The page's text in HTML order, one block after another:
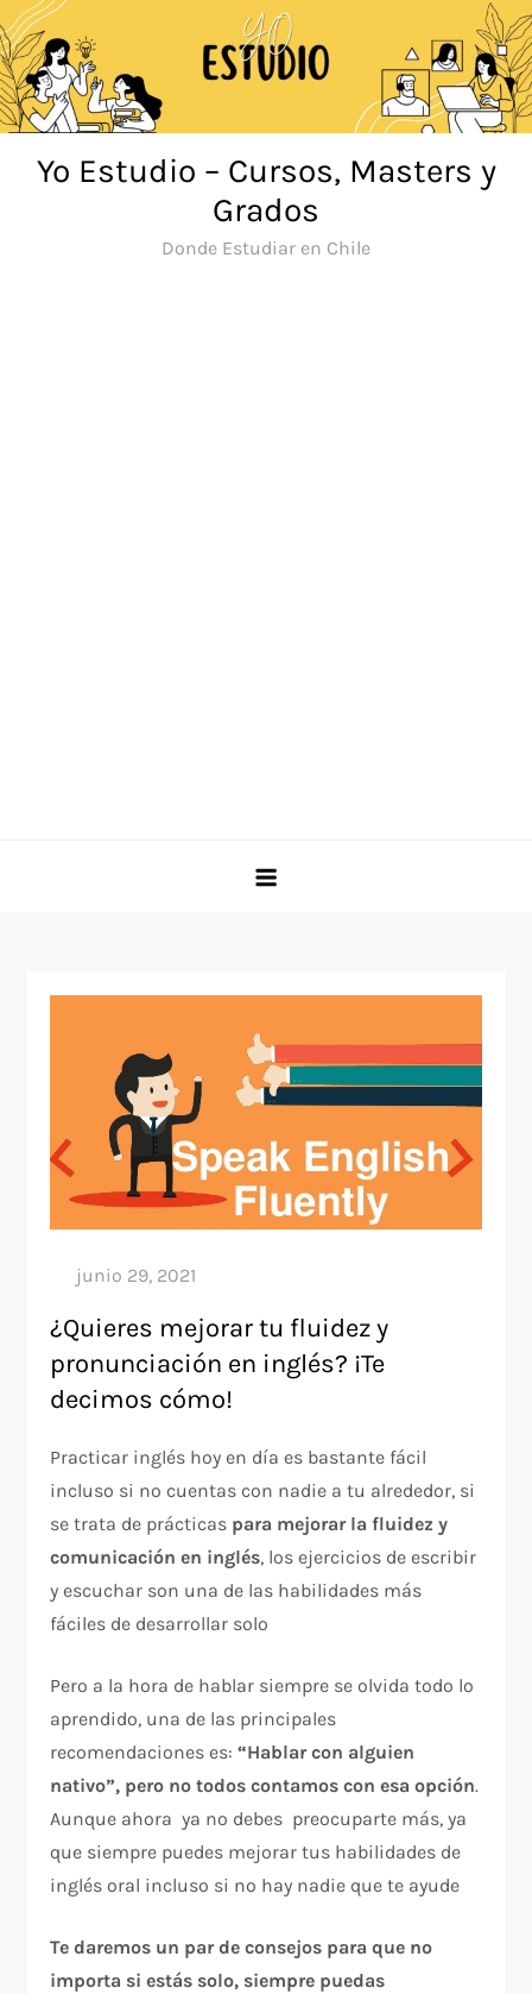
Saltar
al
contenido
Yo Estudio – Cursos, Masters y
Grados
Donde Estudiar en Chile
¿Quieres mejorar tu fluidez y
pronunciación en inglés? ¡Te
decimos cómo!
Practicar inglés hoy en día es bastante fácil
incluso si no cuentas con nadie a tu alrededor, si
se trata de prácticas para mejorar la fluidez y
comunicación en inglés, los ejercicios de escribir
y escuchar son una de las habilidades más
fáciles de desarrollar solo
Pero a la hora de hablar siempre se olvida todo lo
aprendido, una de las principales
recomendaciones es:“Hablar con alguien
nativo”, pero no todos contamos con esa opción.
Aunque ahora ya no debes preocuparte más, ya
que siempre puedes mejorar tus habilidades de
inglés oral incluso si no hay nadie que te ayude
Te daremos un par de consejos para que no
importa si estás solo, siempre puedas